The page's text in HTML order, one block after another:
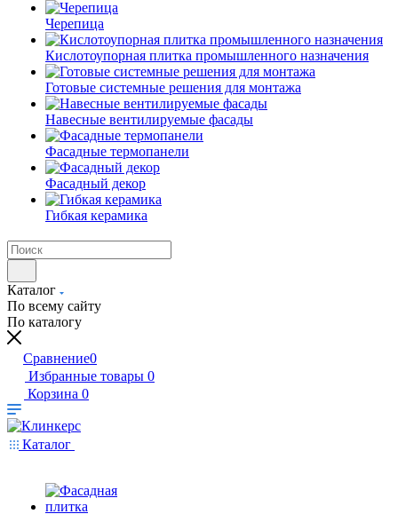
Черепица
Кислотоупорная плитка промышленного назначения
Готовые системные решения для монтажа
Навесные вентилируемые фасады
Фасадные термопанели
Фасадный декор
Гибкая керамика
Каталог
По всему сайту
По каталогу
Сравнение0
Избранные товары 0
Корзина 0
Каталог